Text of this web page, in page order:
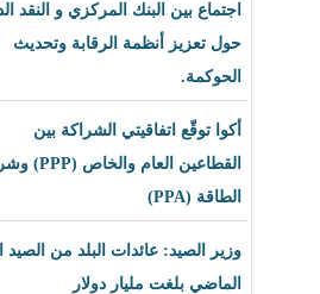
البنك المركزي و النقد الدولي
أنظمة الرقابة وتحديث
اتفاقيتي الشراكة بين
القطاعين العام والخاص (PPP) وشراء
عائدات البلد من الصيد العام
مليار دولار